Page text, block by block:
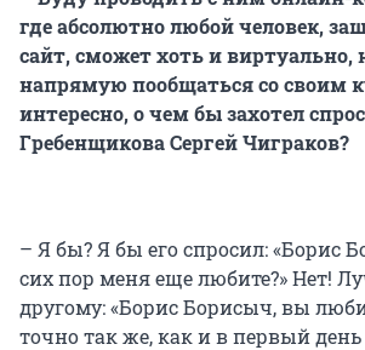
где абсолютно любой человек,
сайт, сможет хоть и виртуально,
напрямую пообщаться со своим
интересно, о чем бы захотел
Гребенщикова Сергей Чиграков?
– Я бы? Я бы его спросил: «Борис
сих пор меня еще любите?» Нет!
другому: «Борис Борисыч, вы
точно так же, как и в первый